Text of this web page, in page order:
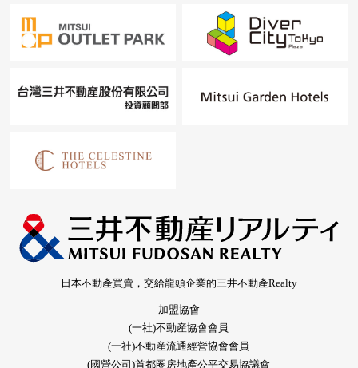
日本不動產買賣，交給龍頭企業的三井不動產Realty
加盟協會
(一社)不動産協會會員
(一社)不動産流通經營協會會員
(國營公司)首都圈房地產公平交易協議會